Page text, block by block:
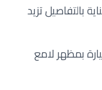
بالتفاصيل تزيد
بمظهر لامع